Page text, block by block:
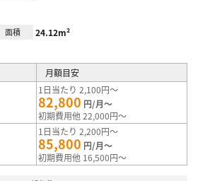
面積 24.12m²
月額目安
1日当たり 2,100円～
82,800 円/月～
初期費用他 22,000円～
1日当たり 2,200円～
85,800 円/月～
初期費用他 16,500円～